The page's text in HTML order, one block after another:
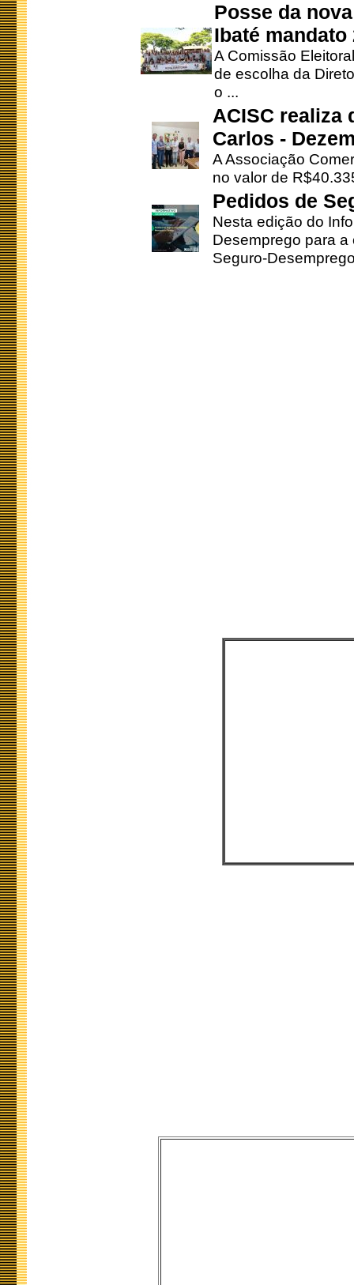
Posse da
Ibaté mandato
A Comissão
de escolha da
o ...
ACISC realiza
Carlos -
A Associação
no valor de
Pedidos de
Nesta edição do
Desemprego para
Seguro-